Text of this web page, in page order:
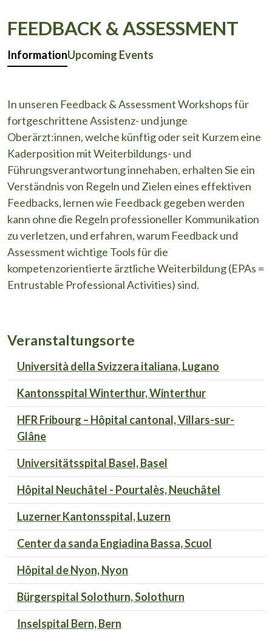
FEEDBACK & ASSESSMENT
InformationUpcoming Events
In unseren Feedback & Assessment Workshops für
fortgeschrittene Assistenz- und junge
Oberärzt:innen, welche künftig oder seit Kurzem eine
Kaderposition mit Weiterbildungs- und
Führungsverantwortung innehaben, erhalten Sie ein
Verständnis von Regeln und Zielen eines effektiven
Feedbacks, lernen wie Feedback gegeben werden
kann ohne die Regeln professioneller Kommunikation
zu verletzen, und erfahren, warum Feedback und
Assessment wichtige Tools für die
kompetenzorientierte ärztliche Weiterbildung (EPAs =
Entrustable Professional Activities) sind.
Veranstaltungsorte
Università della Svizzera italiana, Lugano
Kantonsspital Winterthur, Winterthur
HFR Fribourg – Hôpital cantonal, Villars-sur-
Glâne
Universitätsspital Basel, Basel
Hôpital Neuchâtel - Pourtalès, Neuchâtel
Luzerner Kantonsspital, Luzern
Center da sanda Engiadina Bassa, Scuol
Hôpital de Nyon, Nyon
Bürgerspital Solothurn, Solothurn
Inselspital Bern, Bern